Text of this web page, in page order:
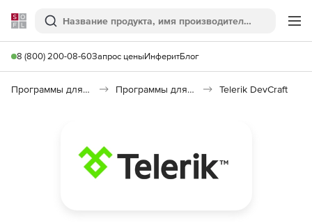
Softline
Поиск
8 (800) 200-08-60Запрос ценыИнферитБлог
Программы для программирования Программы для разработки ПО Telerik DevCraft